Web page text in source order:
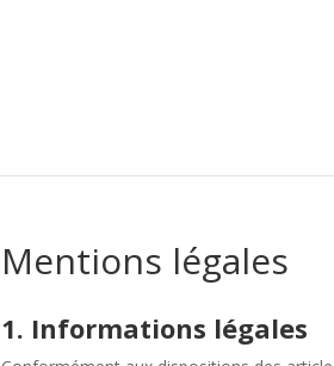
Mentions légales
1. Informations légales